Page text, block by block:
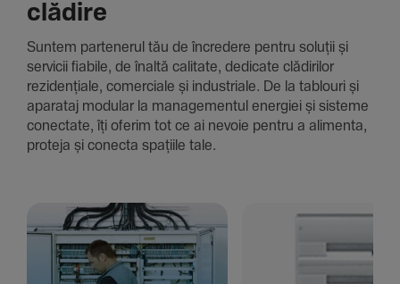
clădire
Suntem parte­nerul tău de încre­dere pentru soluții și
servicii fiabile, de înaltă cali­tate, dedi­cate clădi­rilor
rezi­den­țiale, comer­ciale și indus­triale. De la tablouri și
aparataj modular la managementul energiei și sisteme
conec­tate, îți oferim tot ce ai nevoie pentru a alimenta,
proteja și conecta spațiile tale.